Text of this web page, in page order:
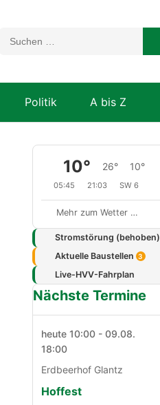
Politik A bis Z
10° 26° 10°
05:45 21:03 SW 6
Mehr zum Wetter …
Stromstörung (behoben)
Aktuelle Baustellen
3
Live-HVV-Fahrplan
Nächste Termine
heute 10:00 - 09.08.
18:00
Erdbeerhof Glantz
Hoffest